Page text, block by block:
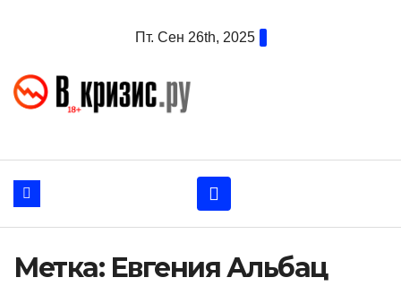
Пт. Сен 26th, 2025
Метка: Евгения Альбац